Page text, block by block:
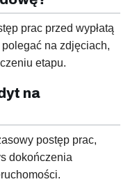
prac przed wypłatą
na zdjęciach,
etapu.
na
postęp prac,
dokończenia